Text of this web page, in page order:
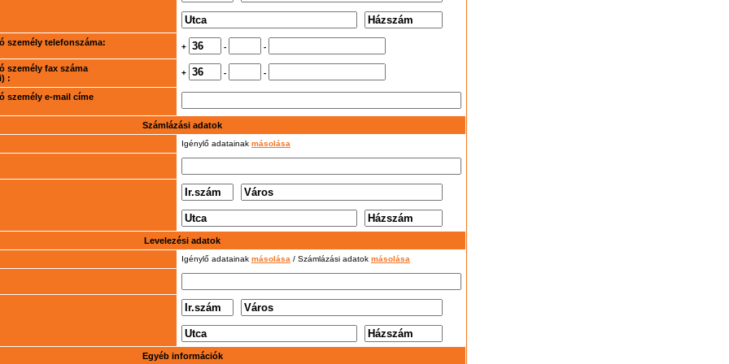
személy telefonszáma: + - -
személy fax száma
:
+ - -
személy e-mail címe
Számlázási adatok
Igénylő adatainak másolása
Levelezési adatok
Igénylő adatainak másolása / Számlázási adatok másolása
Egyéb információk